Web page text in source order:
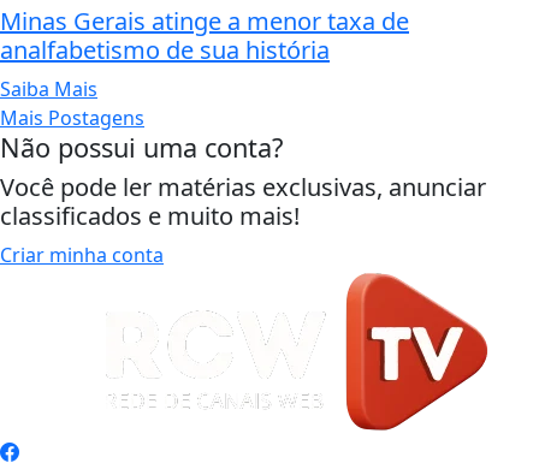
Minas Gerais atinge a menor taxa de
analfabetismo de sua história
Saiba Mais
Mais Postagens
Não possui uma conta?
Você pode ler matérias exclusivas, anunciar
classificados e muito mais!
Criar minha conta